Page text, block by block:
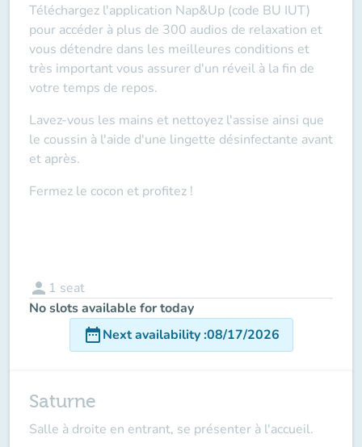
Téléchargez l'application Nap&Up (code BU IUT)
pour accéder à plus de 300 audios de relaxation et
vous détendre dans les meilleures conditions et
très importantvous assurer d'un réveil à la fin de
votre temps de repos.
Lavez-vous les mains et nettoyez l'assise ainsi que
le coussin à l'aide d'une lingette désinfectante avant
et après.
Fermez le cocon et profitez !
person 1 seat
No slots available for today
date_rangeNext availability:08/17/2026
Saturne
Salle à droite en entrant, se présenter à l'accueil.